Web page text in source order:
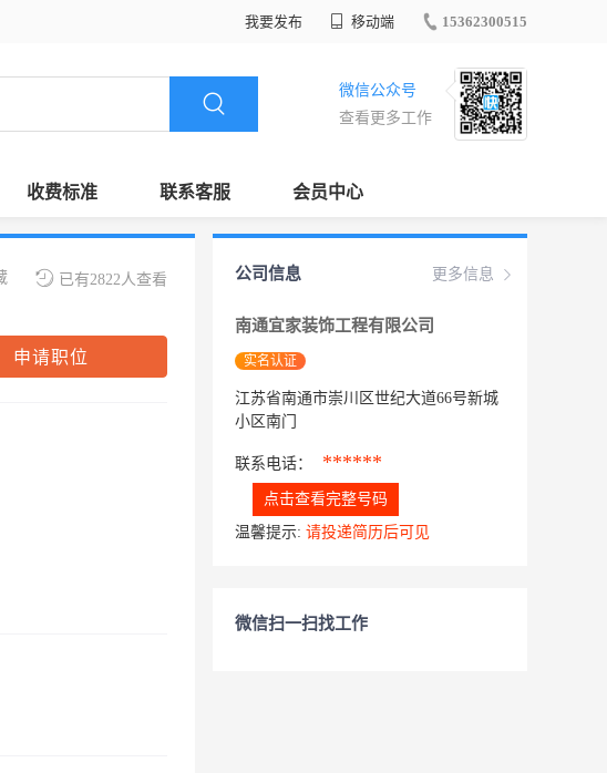
我要发布 移动端 15362300515
微信公众号
查看更多工作
收费标准 联系客服 会员中心
已有2822人查看
申请职位
更多信息
公司信息
南通宜家装饰工程有限公司
实名认证
江苏省南通市崇川区世纪大道66号新城
小区南门
联系电话： ******
点击查看完整号码
温馨提示: 请投递简历后可见
微信扫一扫找工作